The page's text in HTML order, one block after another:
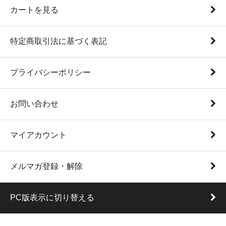
カートを見る
特定商取引法に基づく表記
プライバシーポリシー
お問い合わせ
マイアカウント
メルマガ登録・解除
PC版表示に切り替える